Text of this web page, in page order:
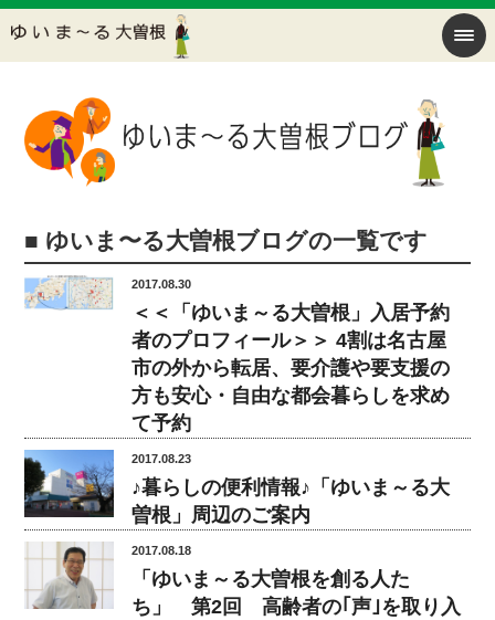
■ ゆいま〜る大曽根ブログの一覧です
2017.08.30
＜＜「ゆいま～る大曽根」入居予約
者のプロフィール＞＞ 4割は名古屋
市の外から転居、要介護や要支援の
方も安心・自由な都会暮らしを求め
て予約
2017.08.23
♪暮らしの便利情報♪「ゆいま～る大
曽根」周辺のご案内
2017.08.18
「ゆいま～る大曽根を創る人た
ち」 第2回 高齢者の｢声｣を取り入